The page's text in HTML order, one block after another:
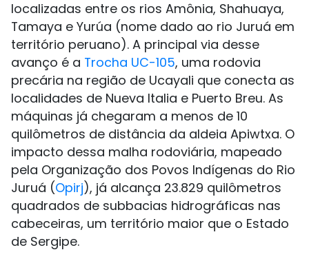
localizadas entre os rios Amônia, Shahuaya,
Tamaya e Yurúa (nome dado ao rio Juruá em
território peruano). A principal via desse
avanço é a Trocha UC-105, uma rodovia
precária na região de Ucayali que conecta as
localidades de Nueva Italia e Puerto Breu. As
máquinas já chegaram a menos de 10
quilômetros de distância da aldeia Apiwtxa. O
impacto dessa malha rodoviária, mapeado
pela Organização dos Povos Indígenas do Rio
Juruá (Opirj), já alcança 23.829 quilômetros
quadrados de subbacias hidrográficas nas
cabeceiras, um território maior que o Estado
de Sergipe.